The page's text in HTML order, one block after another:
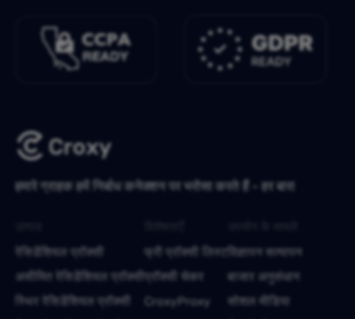
हमारे ग्राहक हमें निर्बाध कनेक्शन पर भरोसा करते हैं - हर बार!
रेसिडेंशियल प्रॉक्सी
असीमित रेसिडेंशियल प्रॉक्सी
स्थिर रेसिडेंशियल प्रॉक्सी
फ्री प्रॉक्सी लिस्ट
प्रॉक्सी चेकर
CroxyProxy
विज्ञापन सत्यापन
बाजार अनुसंधान
सोशल मीडिया